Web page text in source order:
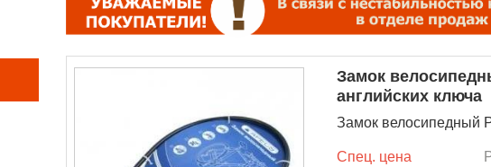
Замок
английских ключа
Замок велосипедный
Спец. цена